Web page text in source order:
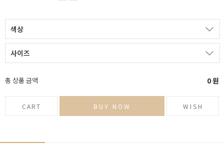
색상
사이즈
총 상품 금액 0원
CART BUY NOW WISH